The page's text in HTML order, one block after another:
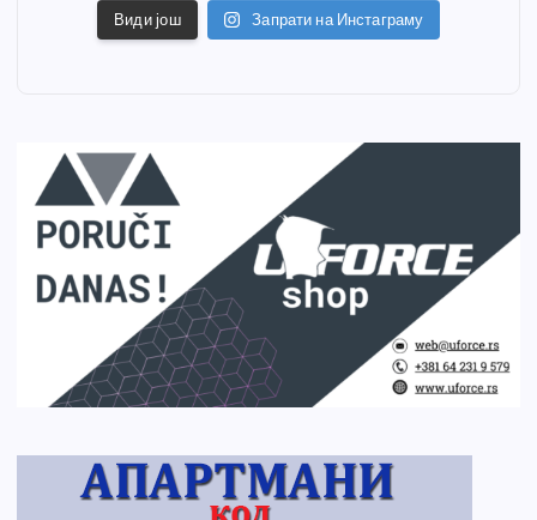
Види још Запрати на Инстаграму